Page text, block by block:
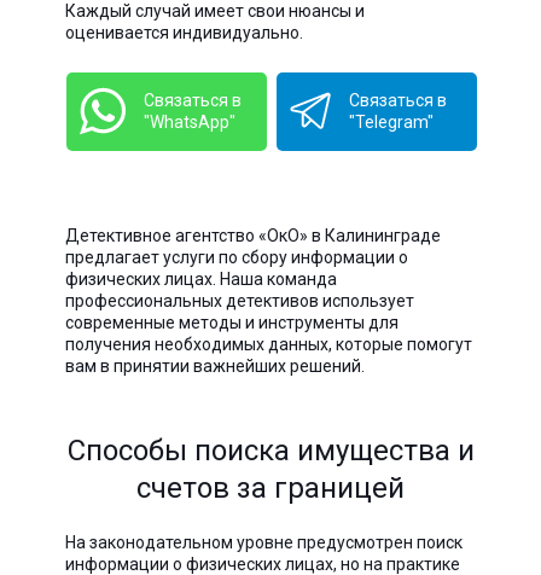
Каждый случай имеет свои нюансы и
оценивается индивидуально.
Связаться в
"WhatsApp"
Связаться в
"Telegram"
Детективное агентство «ОкО» в Калининграде
предлагает услуги по сбору информации о
физических лицах. Наша команда
профессиональных детективов использует
современные методы и инструменты для
получения необходимых данных, которые помогут
вам в принятии важнейших решений.
Способы поиска имущества и
счетов за границей
На законодательном уровне предусмотрен поиск
информации о физических лицах, но на практике